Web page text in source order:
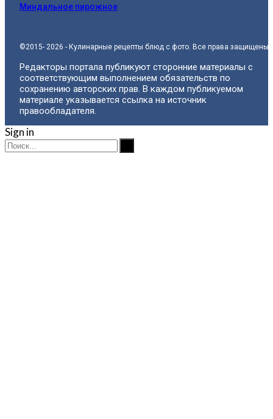
Миндальное пирожное
©2015- 2026 - Кулинарные рецепты блюд с фото. Все права защищены.
Редакторы портала публикуют сторонние материалы с
соответствующим выполнением обязательств по
сохранению авторских прав. В каждом публикуемом
материале указывается ссылка на источник
правообладателя.
Sign in